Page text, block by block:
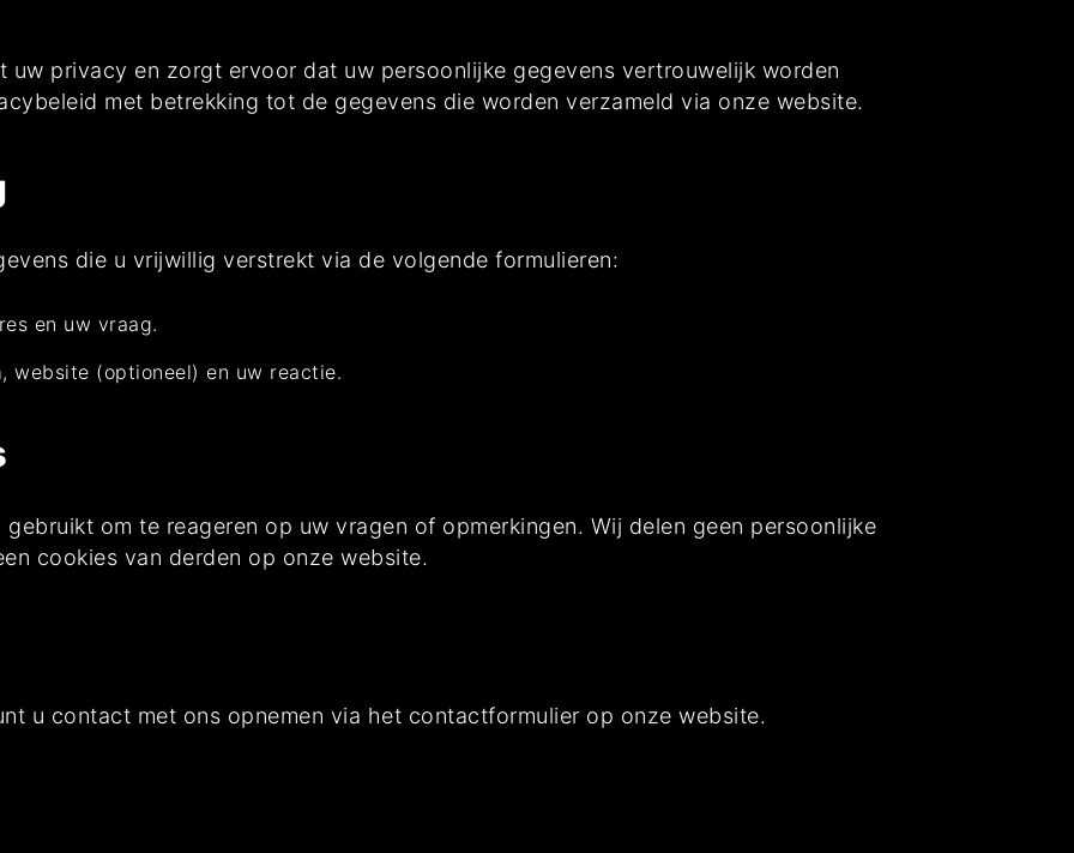
uw privacy en zorgt ervoor dat uw persoonlijke gegevens vertrouwelijk worden
met betrekking tot de gegevens die worden verzameld via onze website.
die u vrijwillig verstrekt via de volgende formulieren:
en uw vraag.
website (optioneel) en uw reactie.
om te reageren op uw vragen of opmerkingen. Wij delen geen persoonlijke
cookies van derden op onze website.
u contact met ons opnemen via het contactformulier op onze website.